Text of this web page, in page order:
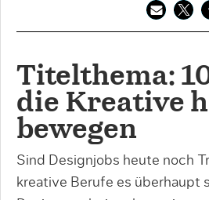
Titelthema:
die Kreative
bewegen
Sind Designjobs heute noch
kreative Berufe es überhaupt